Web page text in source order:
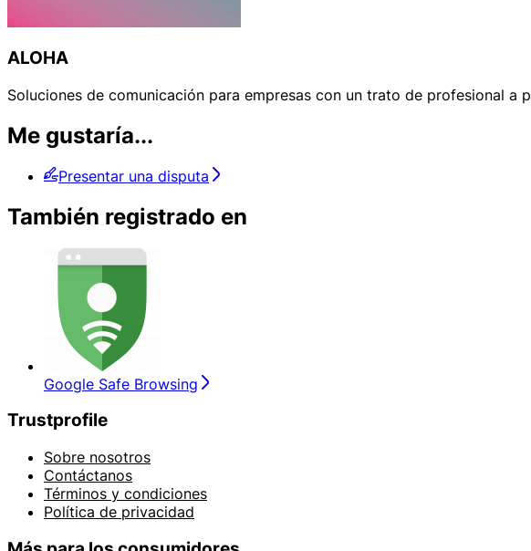
ALOHA
Soluciones de comunicación para empresas con un trato de profesional a
Me gustaría...
Presentar una disputa
También registrado en
Google Safe Browsing
Trustprofile
Sobre nosotros
Contáctanos
Términos y condiciones
Política de privacidad